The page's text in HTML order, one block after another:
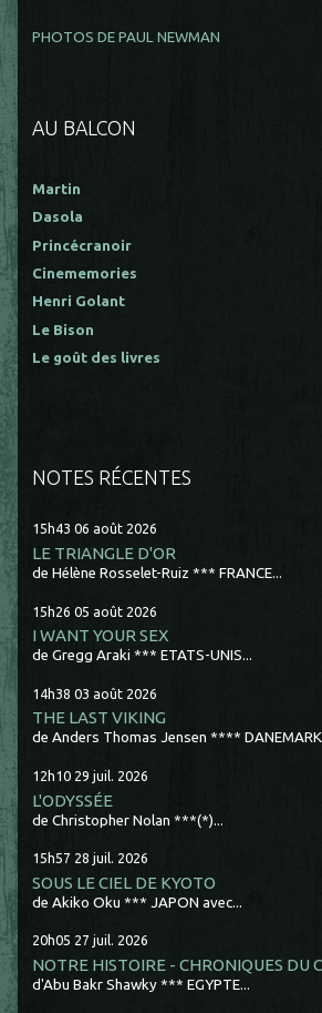
PHOTOS DE PAUL NEWMAN
AU BALCON
Martin
Dasola
Princécranoir
Cinememories
Henri Golant
Le Bison
Le goût des livres
NOTES RÉCENTES
15h43 06 août 2026
LE TRIANGLE D'OR
de Hélène Rosselet-Ruiz *** FRANCE...
15h26 05 août 2026
I WANT YOUR SEX
de Gregg Araki *** ETATS-UNIS...
14h38 03 août 2026
THE LAST VIKING
de Anders Thomas Jensen ****
12h10 29 juil. 2026
L'ODYSSÉE
de Christopher Nolan ***(*)...
15h57 28 juil. 2026
SOUS LE CIEL DE KYOTO
de Akiko Oku *** JAPON avec...
20h05 27 juil. 2026
NOTRE HISTOIRE - CHRONIQUES DU
d'Abu Bakr Shawky *** EGYPTE...